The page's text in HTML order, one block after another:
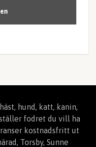
hund, katt, kanin,
fodret du vill ha
kostnadsfritt ut
Torsby, Sunne